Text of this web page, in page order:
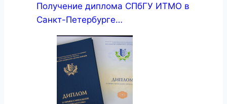
Получение диплома СПбГУ ИТМО в
Санкт-Петербурге…